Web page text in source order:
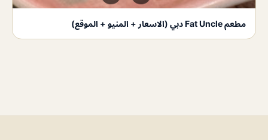
مطعم Fat Uncle دبي (الاسعار + المنيو + الموقع)